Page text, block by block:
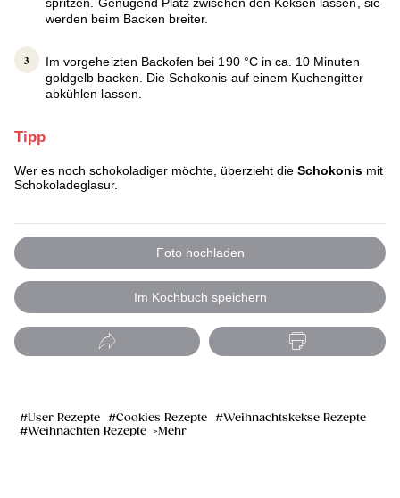
spritzen. Genügend Platz zwischen den Keksen lassen, sie
werden beim Backen breiter.
Im vorgeheizten Backofen bei 190 °C in ca. 10 Minuten
goldgelb backen. Die Schokonis auf einem Kuchengitter
abkühlen lassen.
Tipp
Wer es noch schokoladiger möchte, überzieht die Schokonis mit
Schokoladeglasur.
Foto hochladen
Im Kochbuch speichern
User Rezepte Cookies Rezepte
Weihnachtskekse Rezepte
Weihnachten Rezepte
Mehr